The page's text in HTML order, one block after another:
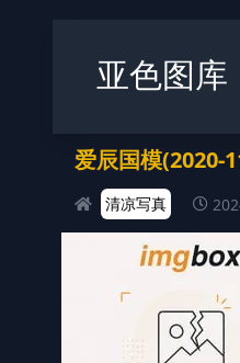
亚色图库
爱辰国模(2020-
清凉写真